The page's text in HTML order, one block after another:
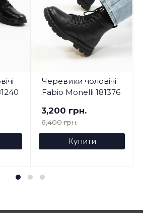
Черевики чоловічі
Fabio Monelli 181376
3,200 грн.
6,400 грн.
Купити